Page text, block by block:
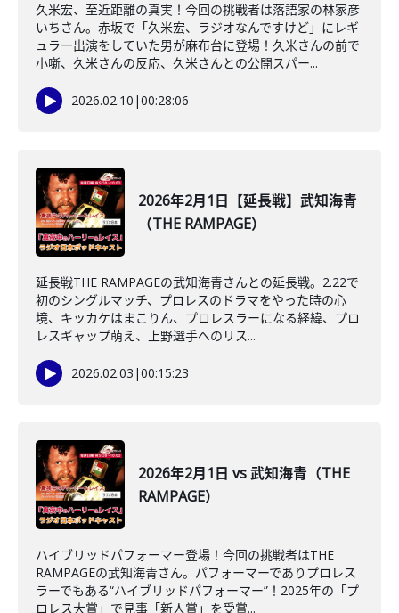
久米宏、至近距離の真実！今回の挑戦者は落語家の林家彦
いちさん。赤坂で「久米宏、ラジオなんですけど」にレギ
ュラー出演をしていた男が麻布台に登場！久米さんの前で
小噺、久米さんの反応、久米さんとの公開スパー...
2026.02.10 |00:28:06
2026年2月1日【延長戦】武知海青
（THE RAMPAGE）
延長戦THE RAMPAGEの武知海青さんとの延長戦。2.22で
初のシングルマッチ、プロレスのドラマをやった時の心
境、キッカケはまこりん、プロレスラーになる経緯、プロ
レスギャップ萌え、上野選手へのリス...
2026.02.03 |00:15:23
2026年2月1日 vs 武知海青（THE
RAMPAGE）
ハイブリッドパフォーマー登場！今回の挑戦者はTHE
RAMPAGEの武知海青さん。パフォーマーでありプロレス
ラーでもある“ハイブリッドパフォーマー”！2025年の「プ
ロレス大賞」で見事「新人賞」を受賞...